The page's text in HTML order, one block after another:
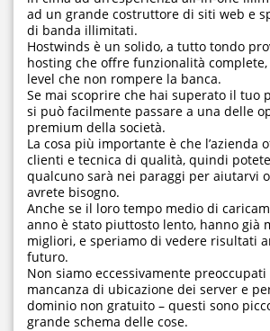
ad un grande costruttore di siti web e
di banda illimitati.
Hostwinds è un solido, a tutto tondo
hosting che offre funzionalità
level che non rompere la banca.
Se mai scoprire che hai superato il tuo
si può facilmente passare a una delle
premium della società.
La cosa più importante è che l’azienda
clienti e tecnica di qualità, quindi
qualcuno sarà nei paraggi per aiutarvi
avrete bisogno.
Anche se il loro tempo medio di
anno è stato piuttosto lento, hanno già
migliori, e speriamo di vedere risultati
futuro.
Non siamo eccessivamente
mancanza di ubicazione dei server e
dominio non gratuito – questi sono
grande schema delle cose.